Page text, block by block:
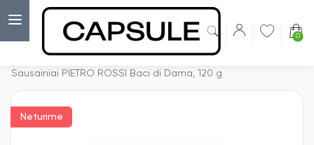
0
Sausainiai PIETRO ROSSI Baci di Dama, 120 g
Neturime